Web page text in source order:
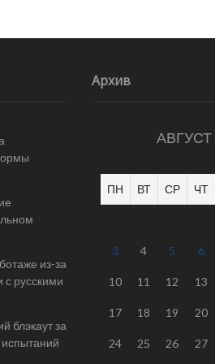
из-за
русскими
блэкаут за
Архив
АВГУСТ
ПН ВТ СР ЧТ
3 4 5 6
10 11 12 13
17 18 19 20
24 25 26 27